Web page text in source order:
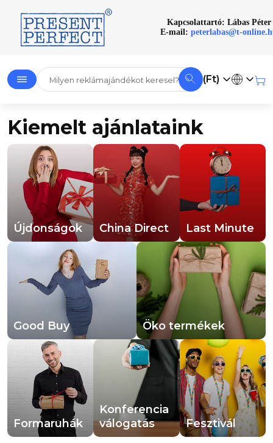
Kapcsolattartó: Lábas Péter
E-mail: peterlabas@t-
(Ft)
Kiemelt ajánlataink
Újdonságok China Direct Last Minute
Good Buy Öko termékek
Formaruhák
Konferencia
válogatás
Fesztivál